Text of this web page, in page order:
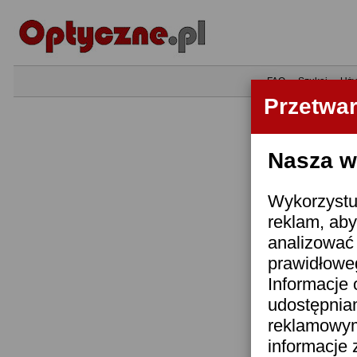
Nasza
reklam,
Informacje
informacje
•FAQ•Szukaj•